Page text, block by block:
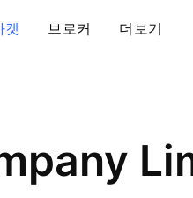
켓 브로커 더보기